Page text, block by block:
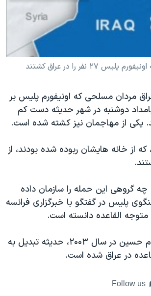
آمریکا ۲۰۲۴
به اسرائیل
آزادی
دادخواهی
کادر رهبری ایران
۹۸
جایزه نوبل صلح
آمریکا «سی‌پک»
۲۷ نفر را در عراق کشتند
مردان مسلحی که اونیفورم پلیس بر
دوشنبه در شهر حدیثه دست کم
از خانه هایشان ربوده شده بودند، از
گروهی این حمله را سازمان داده
پلیس در گفتگو با خبرگزاری فرانسه
القاعده دانسته است.
بعد از سقوط صدام حسین در سال ۲۰۰۳، حدیثه تبدیل به
در عراق شده است.
Follow us